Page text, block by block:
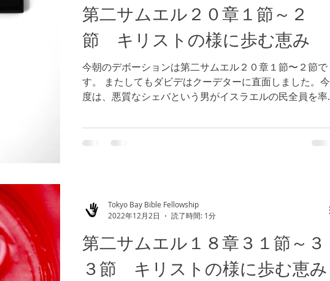
第二サムエル２０章１節～２
節 キリストの様に歩む恵み
今朝のデボーションは第二サムエル２０章１節〜２節で
す。 またしてもダビデはクーデターに直面しました。今
度は、悪質なシェバという男がイスラエルの民全員を率
デター、反対勢力に直面し、人々に裏切られるのは非常
に厳しいものですが、...
第二サムエル１８章３１節～３
３節 キリストの様に歩む恵み
Tokyo Bay Bible Fellowship
2022年12月2日
読了時間: 1分